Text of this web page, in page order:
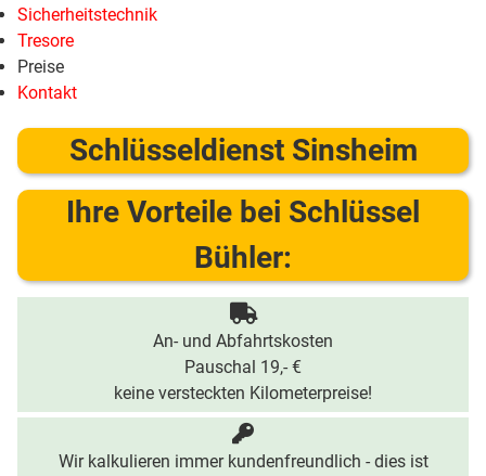
Sicherheitstechnik
Tresore
Preise
Kontakt
Schlüsseldienst Sinsheim
Ihre Vorteile bei Schlüssel
Bühler:
An- und Abfahrtskosten
Pauschal 19,- €
keine versteckten Kilometerpreise!
Wir kalkulieren immer kundenfreundlich - dies ist